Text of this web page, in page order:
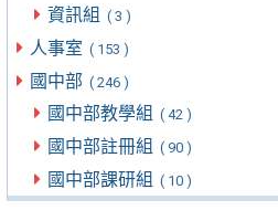
資訊組 ( 3 )
人事室 ( 153 )
國中部 ( 246 )
國中部教學組 ( 42 )
國中部註冊組 ( 90 )
國中部課研組 ( 10 )